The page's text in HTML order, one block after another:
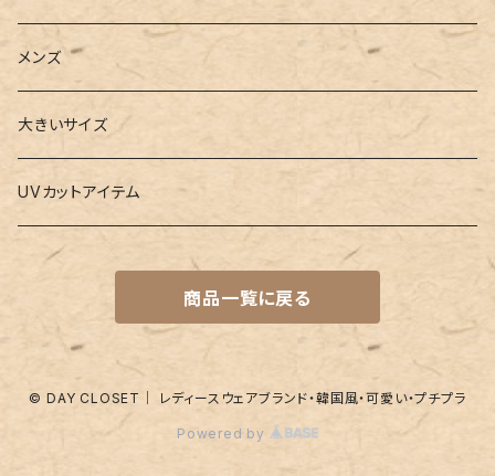
3点セット
4点セット
5点セット
ラッシュガード
水着関連商品
レギンス
カードケース
キーケース
メガネチェーン
ベルト
UVグッズ
アームカバー
ネイルグッズ
ヨガグッズ
ヨガマット
Girls
水着
バレー
Boys
水着
グッズ
プールバッグ
キッズスーツ
メンズ
大きいサイズ
UVカットアイテム
商品一覧に戻る
© DAY CLOSET｜ レディースウェアブランド・韓国風・可愛い・プチプラ
Powered by